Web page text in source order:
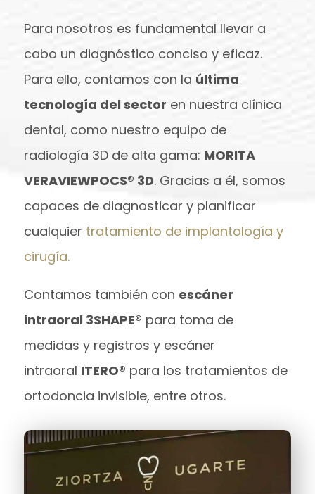
Para nosotros es fundamental llevar a
cabo un diagnóstico conciso y eficaz.
Para ello, contamos con la última
tecnología del sector en nuestra clínica
dental, como nuestro equipo de
radiología 3D de alta gama: MORITA
VERAVIEWPOCS® 3D. Gracias a él, somos
capaces de diagnosticar y planificar
cualquier tratamiento de implantología y
cirugía.
Contamos también con escáner
intraoral 3SHAPE® para toma de
medidas y registros y escáner
intraoral ITERO® para los tratamientos de
ortodoncia invisible, entre otros.